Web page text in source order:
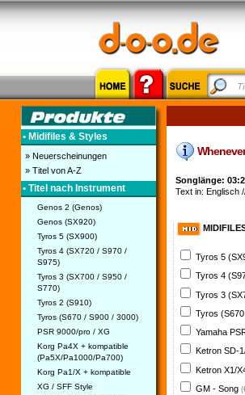
• Midifiles & Styles
» Neuerscheinungen
» Titel von A-Z
• Titel nach Instrument
Genos 2 (Genos)
Genos (SX920)
Tyros 5 (SX900)
Tyros 4 (SX720 / S970 /
S975)
Tyros 3 (SX700 / S950 /
S770)
Tyros 2 (S910)
Tyros (S670 / S900 / 3000)
PSR 9000/pro / XG
Korg Pa4X + kompatible
(Pa5X/Pa1000/Pa700)
Korg Pa1/X + kompatible
XG / SFF Style
Songlänge:
Text in: Englisch
Tyros 5
Tyros 4
Tyros 3
Tyros
Yamaha
Ketron SD-
Ketron X1/
GM - Song